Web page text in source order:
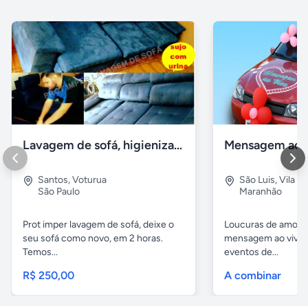
Lavagem de sofá, higienização sofá, Impermeabilização
Santos,Voturua
São Paulo
Prot imper lavagem de sofá, deixe o
seu sofá como novo, em 2 horas.
Temos...
R$ 250,00
São Luis,Vila
Maranhão
Loucuras de amor,
mensagem ao
eventos de...
A combinar